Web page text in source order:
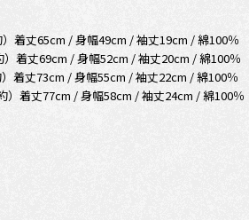
着丈65cm / 身幅49cm / 袖丈19cm / 綿100％
）着丈69cm / 身幅52cm / 袖丈20cm / 綿100％
着丈73cm / 身幅55cm / 袖丈22cm / 綿100％
）着丈77cm / 身幅58cm / 袖丈24cm / 綿100％